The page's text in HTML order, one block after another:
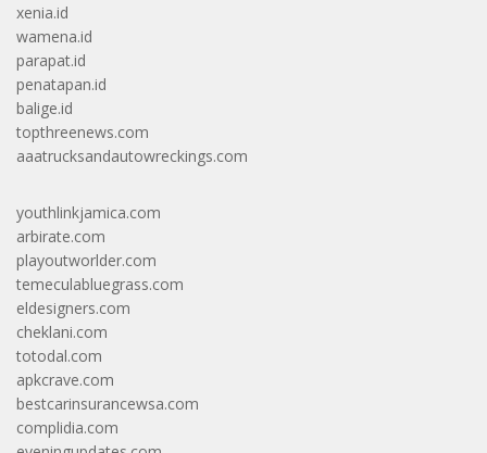
xenia.id
wamena.id
parapat.id
penatapan.id
balige.id
topthreenews.com
aaatrucksandautowreckings.com
youthlinkjamica.com
arbirate.com
playoutworlder.com
temeculabluegrass.com
eldesigners.com
cheklani.com
totodal.com
apkcrave.com
bestcarinsurancewsa.com
complidia.com